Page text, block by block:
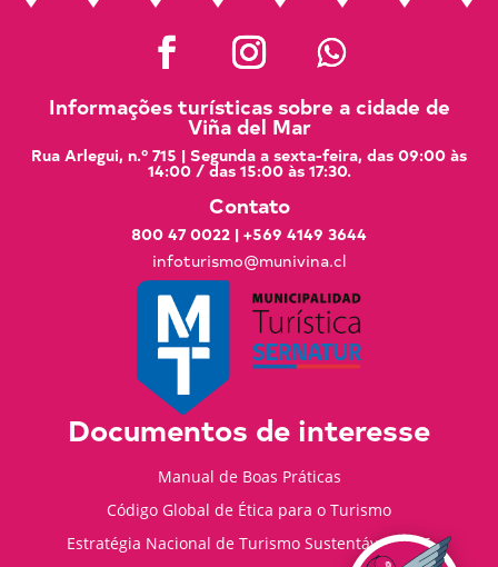
Informações turísticas sobre a cidade de
Viña del Mar
Rua Arlegui, n.º 715 | Segunda a sexta-feira, das 09:00 às
14:00 / das 15:00 às 17:30.
Contato
800 47 0022 | +569 4149 3644
infoturismo@munivina.cl
Documentos de interesse
Manual de Boas Práticas
Código Global de Ética para o Turismo
Estratégia Nacional de Turismo Sustentável 2035